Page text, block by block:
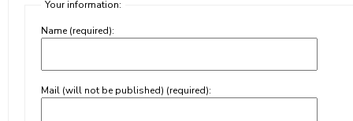
Your information:
Name (required):
Mail (will not be published) (required):